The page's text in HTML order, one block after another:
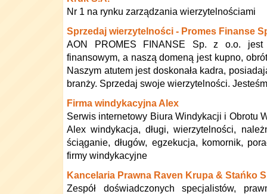
Nr 1 na rynku zarządzania wierzytelnościami
Sprzedaj wierzytelności - Promes Finanse
AON PROMES FINANSE Sp. z o.o. jest
finansowym, a naszą domeną jest kupno,
Naszym atutem jest doskonała kadra,
branży. Sprzedaj swoje wierzytelności.
Firma windykacyjna Alex
Serwis internetowy Biura Windykacji i Obrotu
Alex windykacja, długi, wierzytelności,
ściąganie, długów, egzekucja, komornik,
firmy windykacyjne
Kancelaria Prawna Raven Krupa & Stańko
Zespół doświadczonych specjalistów,